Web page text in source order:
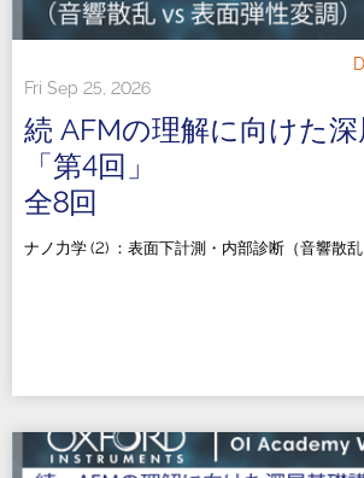
Fri Sep 25, 2026
続 AFMの理解に向けた
「第4回」
全8回
ナノ⼒学 (2) ：表⾯下計測・内部診断（⾳響散乱